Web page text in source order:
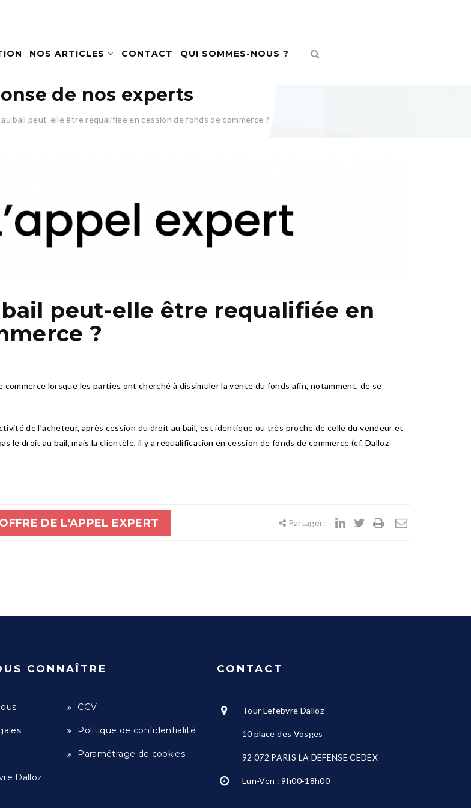
NOS ARTICLES CONTACT QUI SOMMES-NOUS ?
de nos experts
bail peut-elle être requalifiée en cession de fonds de commerce ?
peut-elle être requalifiée en
?
lorsque les parties ont cherché à dissimuler la vente du fonds afin, notamment, de se
de l’acheteur, après cession du droit au bail, est identique ou très proche de celle du vendeur et
le droit au bail, mais la clientèle, il y a requalification en cession de fonds de commerce (cf. Dalloz
Partager:
DE L'APPEL EXPERT
CONNAÎTRE
CGV
Politique de confidentialité
Paramétrage de cookies
Dalloz
CONTACT
Tour Lefebvre Dalloz
10 place des Vosges
92 072 PARIS LA DEFENSE CEDEX
Lun-Ven : 9h00-18h00